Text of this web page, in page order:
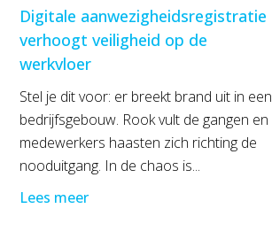
Digitale aanwezigheidsregistratie
verhoogt veiligheid op de
werkvloer
Stel je dit voor: er breekt brand uit in een
bedrijfsgebouw. Rook vult de gangen en
medewerkers haasten zich richting de
nooduitgang. In de chaos is...
Lees meer